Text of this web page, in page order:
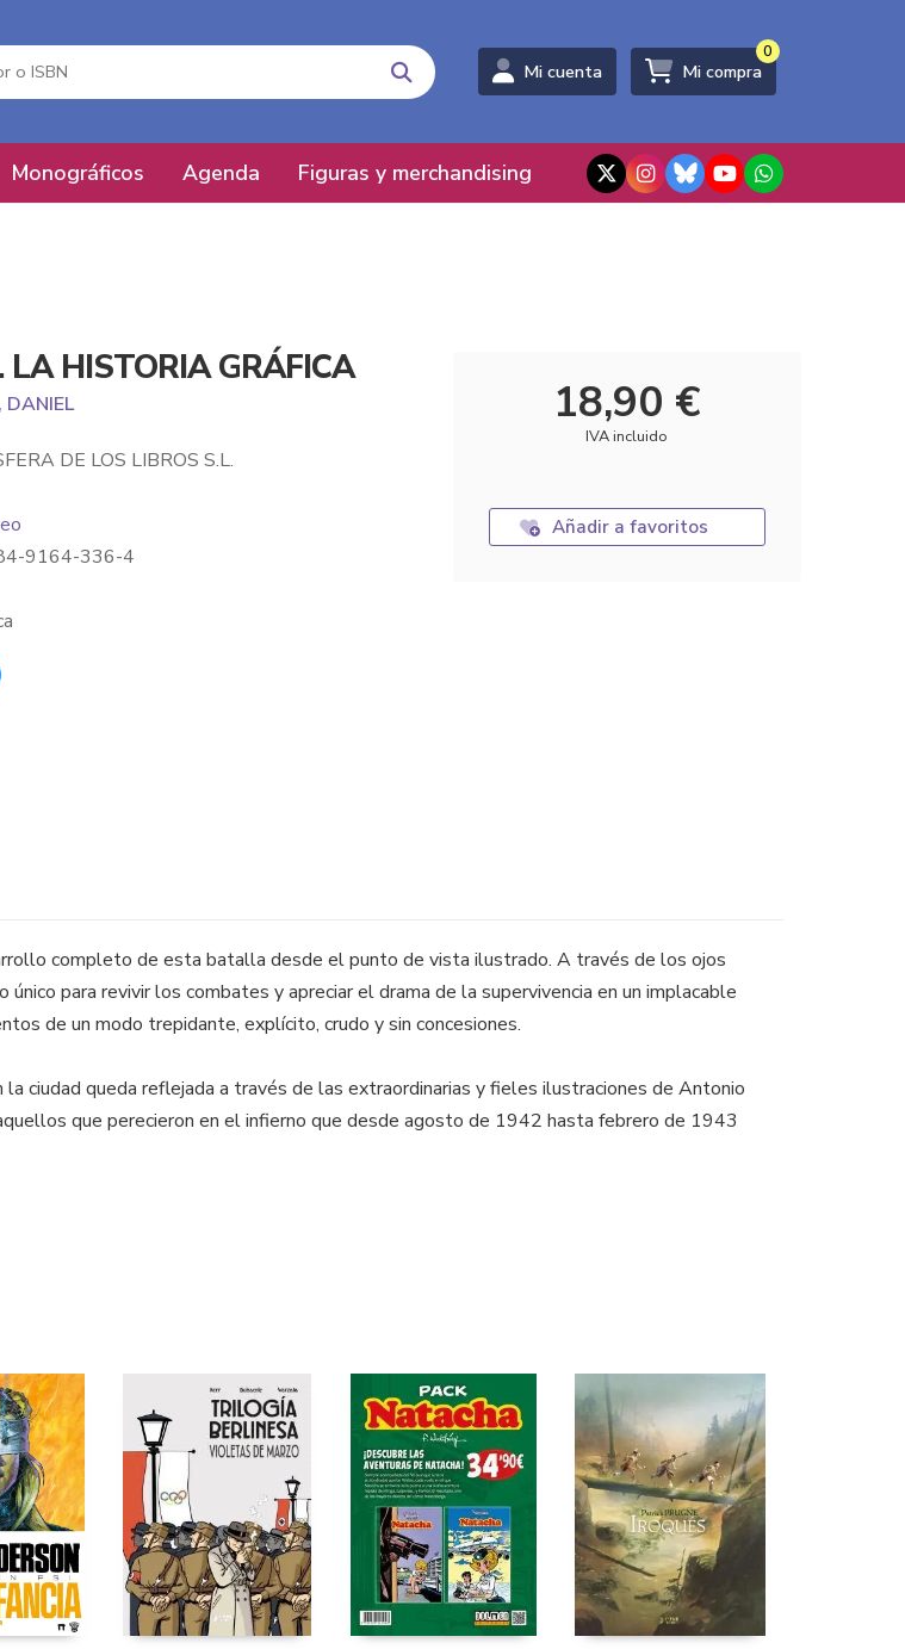
Mi cuenta Mi compra
0
Monográficos Agenda Figuras y merchandising
LA HISTORIA GRÁFICA
DANIEL
DE LOS LIBROS S.L.
9164-336-4
18,90 €
IVA incluido
Añadir a favoritos
completo de esta batalla desde el punto de vista ilustrado. A través de los ojos
para revivir los combates y apreciar el drama de la supervivencia en un implacable
de un modo trepidante, explícito, crudo y sin concesiones.
ciudad queda reflejada a través de las extraordinarias y fieles ilustraciones de Antonio
que perecieron en el infierno que desde agosto de 1942 hasta febrero de 1943